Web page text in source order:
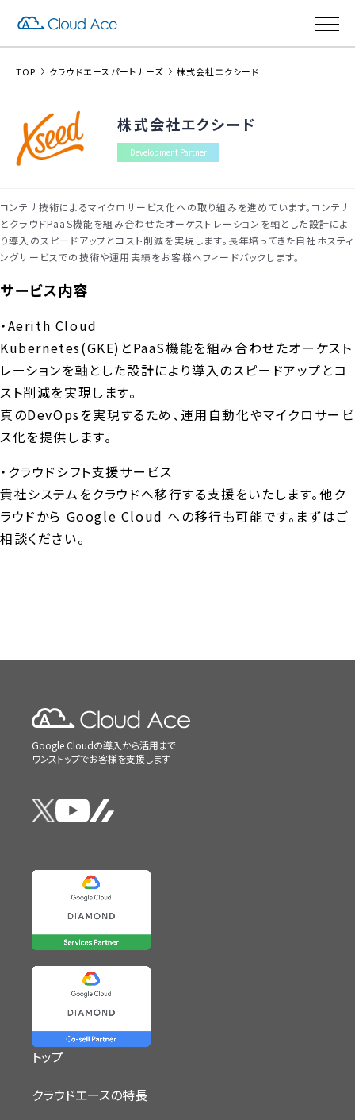
TOP クラウドエースパートナーズ 株式会社エクシード
株式会社エクシード
Development Partner
コンテナ技術によるマイクロサービス化への取り組みを進めています。コンテナ
とクラウドPaaS機能を組み合わせたオーケストレーションを軸とした設計によ
り導入のスピードアップとコスト削減を実現します。長年培ってきた自社ホスティ
ングサービスでの技術や運用実績をお客様へフィードバックします。
サービス内容
・Aerith Cloud
Kubernetes(GKE)とPaaS機能を組み合わせたオーケスト
レーションを軸とした設計により導入のスピードアップとコ
スト削減を実現します。
真のDevOpsを実現するため、運用自動化やマイクロサービ
ス化を提供します。
・クラウドシフト支援サービス
貴社システムをクラウドへ移行する支援をいたします。他ク
ラウドから Google Cloud への移行も可能です。まずはご
相談ください。
Google Cloudの導入から活用まで
ワンストップでお客様を支援します
トップ
クラウドエースの特長